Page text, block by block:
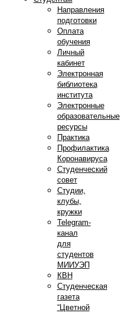
Направления
подготовки
Оплата
обучения
Личный
кабинет
Электронная
библиотека
института
Электронные
образовательные
ресурсы
Практика
Профилактика
Коронавируса
Студенческий
совет
Студии,
клубы,
кружки
Telegram-
канал
для
студентов
МИИУЭП
КВН
Студенческая
газета
“Цветной